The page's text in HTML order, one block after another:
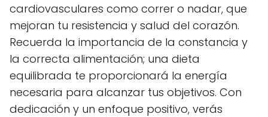
cardiovasculares como correr o nadar, que
mejoran tu resistencia y salud del corazón.
Recuerda la importancia de la constancia y
la correcta alimentación; una dieta
equilibrada te proporcionará la energía
necesaria para alcanzar tus objetivos. Con
dedicación y un enfoque positivo, verás